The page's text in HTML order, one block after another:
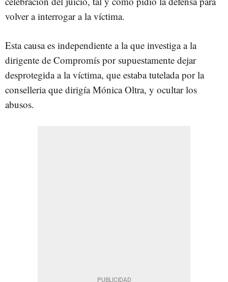
volver a interrogar a la víctima.
Esta causa es independiente a la que investiga a la
dirigente de Compromís por supuestamente dejar
desprotegida a la víctima, que estaba tutelada por la
conselleria que dirigía Mónica Oltra, y ocultar los
abusos.